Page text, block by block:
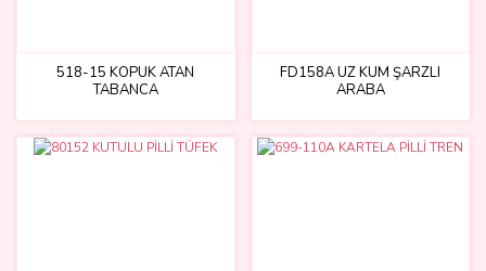
518-15 KÖPÜK ATAN
TABANCA
FD158A UZ KUM ŞARZLI
ARABA